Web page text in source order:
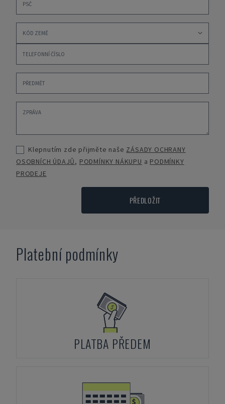
Klepnutím zde přijměte naše ZÁSADY OCHRANY
OSOBNÍCH ÚDAJŮ, PODMÍNKY NÁKUPU a PODMÍNKY
PRODEJE
PŘEDLOŽIT
Platební podmínky
PLATBA PŘEDEM